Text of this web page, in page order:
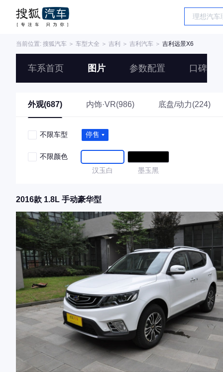
当前位置: 搜狐汽车 ＞ 车型大全 ＞ 吉利 ＞ 吉利汽车 ＞ 吉利远景X6
车系首页 图片 参数配置 口碑
外观(687) 内饰·VR(986) 底盘/动力(224)
不限车型 停售
不限颜色
汉玉白
墨玉黑
2016款 1.8L 手动豪华型